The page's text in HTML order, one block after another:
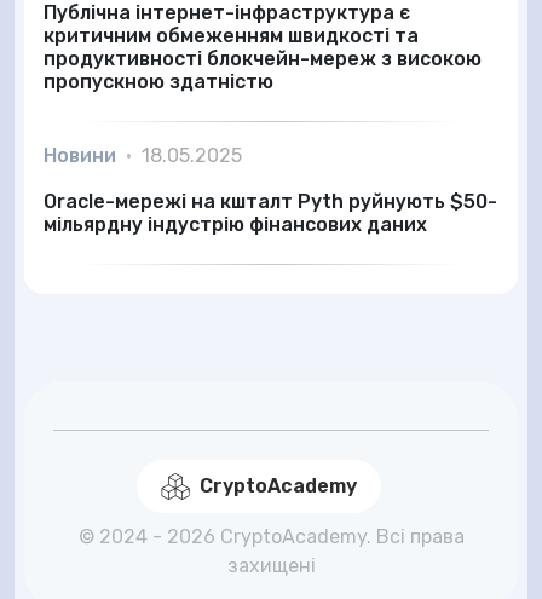
Публічна інтернет-інфраструктура є
критичним обмеженням швидкості та
продуктивності блокчейн-мереж з високою
пропускною здатністю
Новини • 18.05.2025
Oracle-мережі на кшталт Pyth руйнують $50-
мільярдну індустрію фінансових даних
CryptoAcademy
© 2024 - 2026 CryptoAcademy. Всі права
захищені